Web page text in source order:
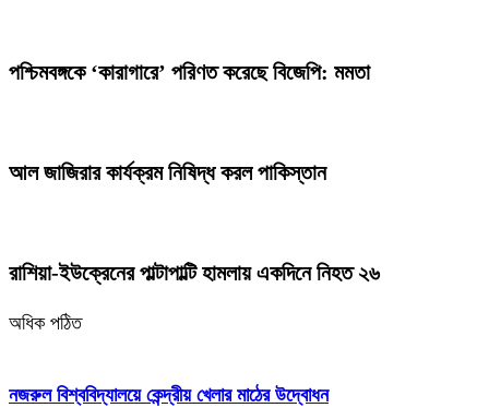
পশ্চিমবঙ্গকে ‘কারাগারে’ পরিণত করেছে বিজেপি: মমতা
আল জাজিরার কার্যক্রম নিষিদ্ধ করল পাকিস্তান
রাশিয়া-ইউক্রেনের পাল্টাপাল্টি হামলায় একদিনে নিহত ২৬
অধিক পঠিত
নজরুল বিশ্ববিদ্যালয়ে কেন্দ্রীয় খেলার মাঠের উদ্বোধন